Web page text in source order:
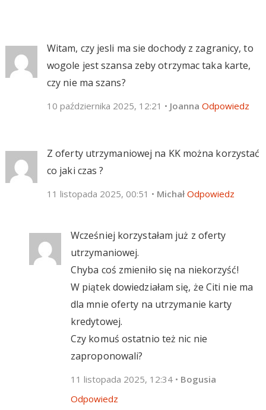
Witam, czy jesli ma sie dochody z zagranicy, to
wogole jest szansa zeby otrzymac taka karte,
czy nie ma szans?
10 października 2025, 12:21 • Joanna Odpowiedz
Z oferty utrzymaniowej na KK można korzystać
co jaki czas ?
11 listopada 2025, 00:51 • Michał Odpowiedz
Wcześniej korzystałam już z oferty
utrzymaniowej.
Chyba coś zmieniło się na niekorzyść!
W piątek dowiedziałam się, że Citi nie ma
dla mnie oferty na utrzymanie karty
kredytowej.
Czy komuś ostatnio też nic nie
zaproponowali?
11 listopada 2025, 12:34 • Bogusia
Odpowiedz